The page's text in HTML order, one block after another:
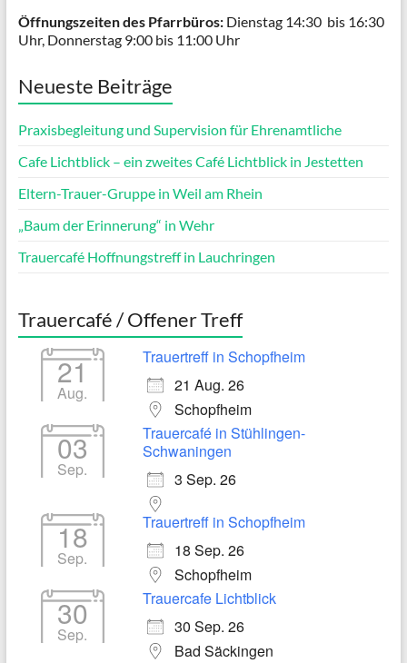
Öffnungszeiten des Pfarrbüros:Dienstag 14:30 bis 16:30
Uhr, Donnerstag 9:00 bis 11:00 Uhr
Neueste Beiträge
Praxisbegleitung und Supervision für Ehrenamtliche
Cafe Lichtblick – ein zweites Café Lichtblick in Jestetten
Eltern-Trauer-Gruppe in Weil am Rhein
„Baum der Erinnerung“ in Wehr
Trauercafé Hoffnungstreff in Lauchringen
Trauercafé / Offener Treff
21
Aug.
Trauertreff in Schopfheim
21 Aug. 26
Schopfheim
03
Sep.
Trauercafé in Stühlingen-
Schwaningen
3 Sep. 26
18
Sep.
Trauertreff in Schopfheim
18 Sep. 26
Schopfheim
30
Sep.
Trauercafe Lichtblick
30 Sep. 26
Bad Säckingen